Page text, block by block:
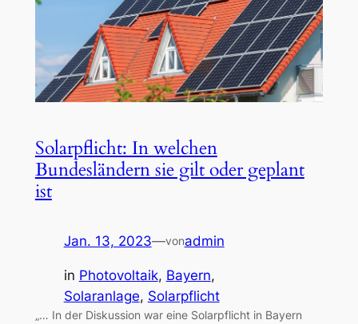
Solarpflicht: In welchen
Bundesländern sie gilt oder geplant
ist
Jan. 13, 2023—vonadmin
in Photovoltaik, Bayern
Solaranlage, Solarpflicht
„… In der Diskussion war eine Solarpflicht in Bayern